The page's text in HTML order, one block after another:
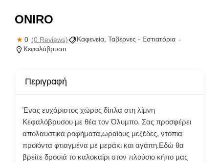
ONIRO
0 (0 Reviews) Καφενεία Ταβέρνες - Εστιατόρια
Κεφαλόβρυσο
Περιγραφή
Ένας ευχάριστος χώρος δίπλα στη λίμνη
Κεφαλόβρυσου με θέα τον Όλυμπο. Σας προσφέρει
απολαυστικά ροφήματα,ωραίους μεζέδες, ντόπια
προϊόντα φτιαγμένα με μεράκι και αγάπη.Εδώ θα
βρείτε δροσιά το καλοκαίρι στον πλούσιο κήπο μας